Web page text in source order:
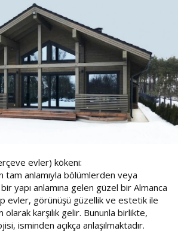
evler) kökeni:
tam anlamıyla bölümlerden veya
yapı anlamına gelen güzel bir Almanca
evler, görünüşü güzellik ve estetik ile
karşılık gelir. Bununla birlikte,
isminden açıkça anlaşılmaktadır.